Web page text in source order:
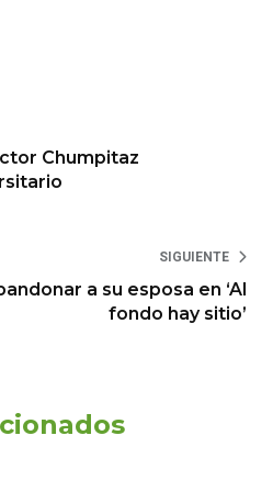
Chumpitaz
SIGUIENTE
a su esposa en ‘Al
fondo hay sitio’